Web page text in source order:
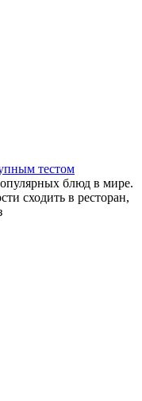
тестом
блюд в мире.
сходить в ресторан,